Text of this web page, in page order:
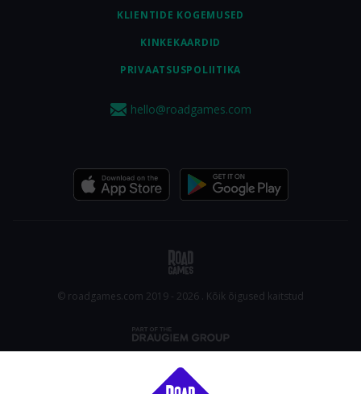
KLIENTIDE KOGEMUSED
KINKEKAARDID
PRIVAATSUSPOLIITIKA
hello@roadgames.com
© roadgames.com 2019 - 2026 . Kõik õigused kaitstud